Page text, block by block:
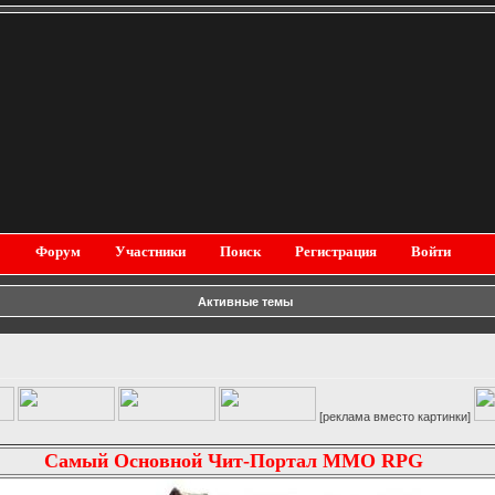
Форум Участники Поиск Регистрация Войти
Активные темы
[реклама вместо картинки]
Самый Основной Чит-Портал MMO RPG